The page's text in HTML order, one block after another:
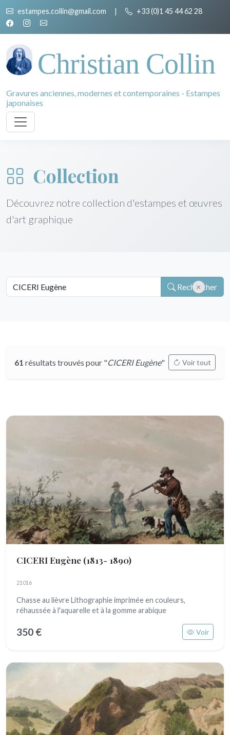
estampes.collin@gmail.com | +33 (0)1 45 44 62 28
Christian Collin
Gravures anciennes, modernes et contemporaines - Estampes
japonaises
Collection
Découvrez notre collection d'estampes et œuvres
d'art graphique
Rechercher
61 résultats trouvés pour "CICERI Eugène" Voir tout
CICERI Eugène (1813- 1890)
21016
Chasse au lièvre Lithographie imprimée en couleurs,
réhaussée à l'aquarelle et à la gomme arabique
350 € Voir